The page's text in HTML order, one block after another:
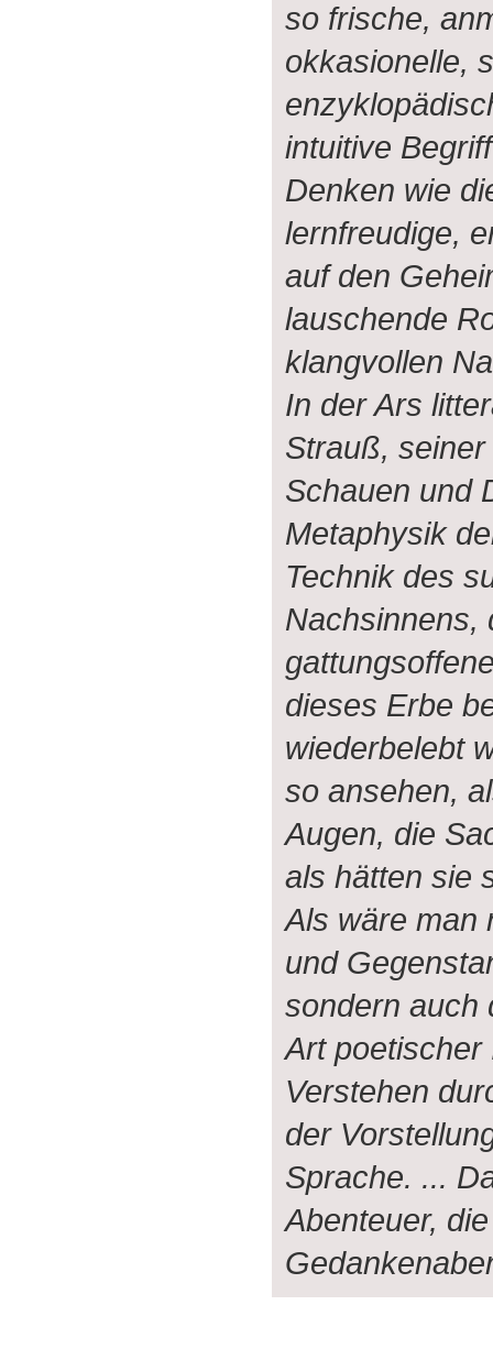
so frische,
okkasionelle,
intuitive
Denken wie
lernfreudige,
auf den
lauschende
klangvollen
In der Ars
Strauß,
Schauen und
Metaphysik
Technik des
Nachsinnens,
dieses Erbe
wiederbelebt
so ansehen,
Augen, die
als hätten sie
Als wäre man
und
sondern auch
Art poetischer
Verstehen
der
Sprache. ...
Abenteuer,